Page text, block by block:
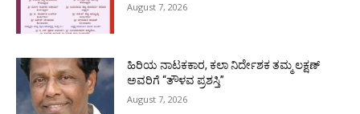
August 7, 2026
ಹಿರಿಯ ನಾಟಕಕಾರ, ಕಲಾ ನಿರ್ದೇಶಕ ತಮ್ಮ ಲಕ್ಷಣ್
ಅವರಿಗೆ “ತೌಳವ ಪ್ರಶಸ್ತಿ”
August 7, 2026